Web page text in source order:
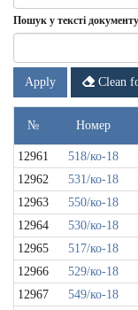
Пошук у тексті документу
Apply Clean
№ Номер
12961
518/ко-18
12962
531/ко-18
12963
550/ко-18
12964
530/ко-18
12965
517/ко-18
12966
529/ко-18
12967
549/ко-18